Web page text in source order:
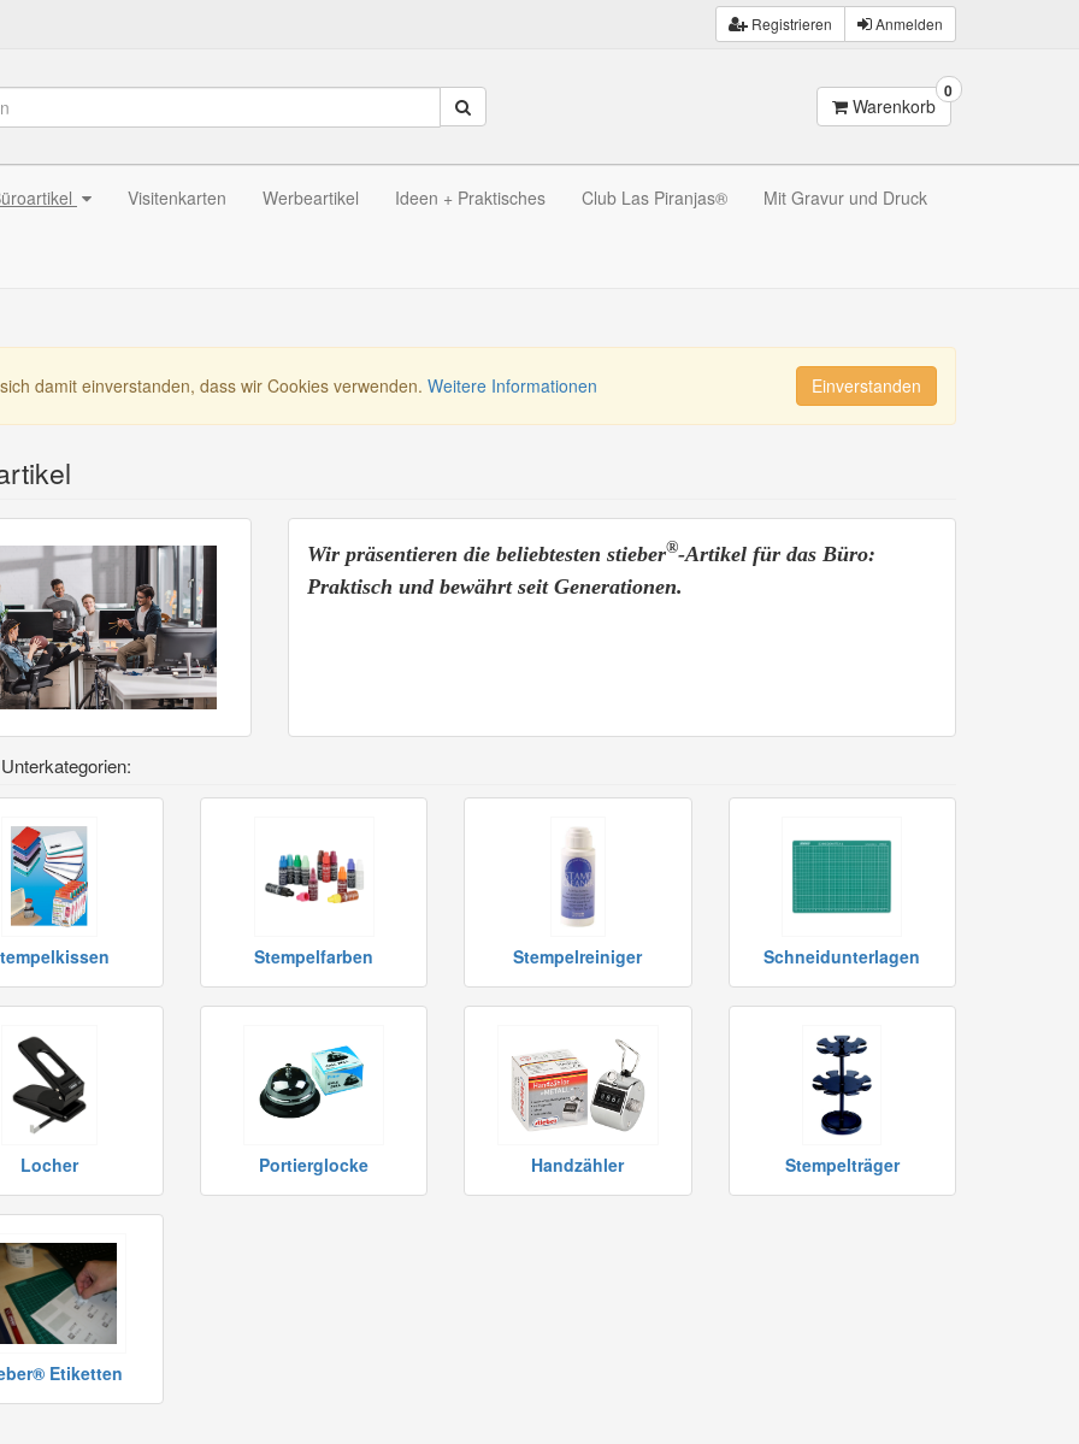
Registrieren Anmelden
0
Warenkorb
Visitenkarten Werbeartikel Ideen + Praktisches Club Las Piranjas® Mit Gravur und Druck
damit einverstanden, dass wir Cookies verwenden. Weitere Informationen Einverstanden
Wir präsentieren die beliebtesten stieber®-Artikel für das Büro:
Praktisch und bewährt seit Generationen.
Stempelfarben Stempelreiniger Schneidunterlagen
Locher Portierglocke Handzähler Stempelträger
Etiketten